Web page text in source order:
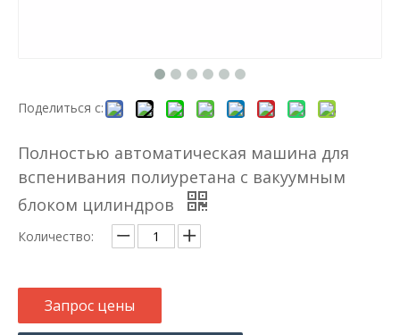
Поделиться с:
Полностью автоматическая машина для
вспенивания полиуретана с вакуумным
блоком цилиндров
Количество:
Запрос цены